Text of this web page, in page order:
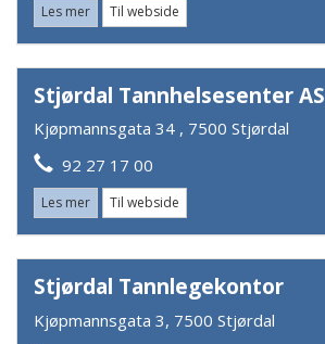
Les mer Til webside
Stjørdal Tannhelsesenter AS
Kjøpmannsgata 34 , 7500 Stjørdal
92 27 17 00
Les mer Til webside
Stjørdal Tannlegekontor
Kjøpmannsgata 3, 7500 Stjørdal